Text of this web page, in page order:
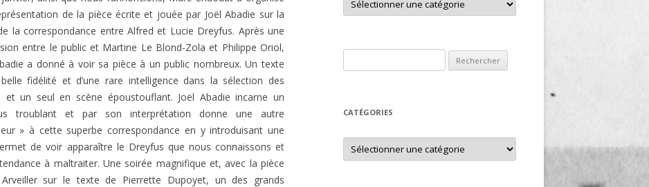
ARTICLES UNIVERSITAIRES
L’AFFAIRE DREYFUS EN BANDES
DESSINÉES
PHOTOGRAPHIES 2019
2020
2023
2024
de la pièce écrite et jouée par Joël Abadie sur la
la correspondance entre Alfred et Lucie Dreyfus. Après une
entre le public et Martine Le Blond-Zola et Philippe Oriol,
a donné à voir sa pièce à un public nombreux. Un texte
belle fidélité et d’une rare intelligence dans la sélection des
et un seul en scène époustouflant. Joël Abadie incarne un
troublant et par son interprétation donne une autre
» à cette superbe correspondance en y introduisant une
de voir apparaître le Dreyfus que nous connaissons et
à maltraiter. Une soirée magnifique et, avec la pièce
sur le texte de Pierrette Dupoyet, un des grands
CATÉGORIES
Catégories